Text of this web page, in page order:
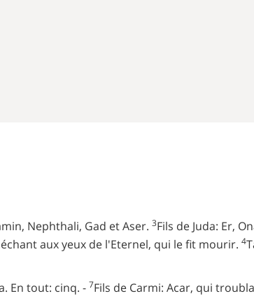
Nephthali, Gad et Aser. 3Fils de Juda: Er,
aux yeux de l'Eternel, qui le fit mourir. 4
En tout: cinq. - 7Fils de Carmi: Acar, qui